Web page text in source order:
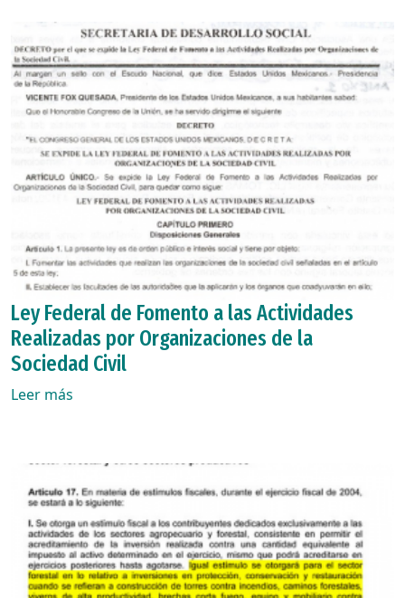
Ley Federal de Fomento a las Actividades
Realizadas por Organizaciones de la
Sociedad Civil
Leer más